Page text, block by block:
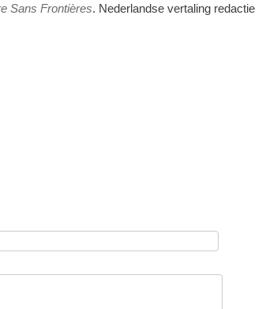
Sans Frontières. Nederlandse vertaling redactie